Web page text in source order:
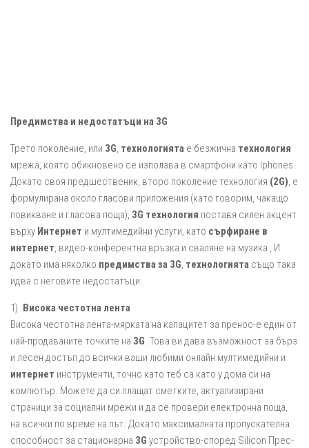
Предимства и недостатъци на 3G
Трето поколение, или 3G, технологията е безжична технология
мрежа, която обикновено се използва в смартфони като Iphones.
Докато своя предшественик, второ поколение технология (2G), е
формулирана около гласови приложения (като говорим, чакащо
повикване и гласова поща), 3G технология поставя силен акцент
върху Интернет и мултимедийни услуги, като сърфиране в
интернет, видео-конферентна връзка и сваляне на музика , И
докато има няколко предимства за 3G, технологията също така
идва с неговите недостатъци.
1). Висока честотна лента
Висока честотна лента-мярката на капацитет за пренос-е един от
най-продаваните точките на 3G. Това ви дава възможност за бърз
и лесен достъп до всички ваши любими онлайн мултимедийни и
интернет инструменти, точно като теб са като у дома си на
компютър. Можете да си плащат сметките, актуализирани
страници за социални мрежи и да се провери електронна поща,
на всички по време на път. Докато максималната пропускателна
способност за стационарна 3G устройство-според Silicon Прес-